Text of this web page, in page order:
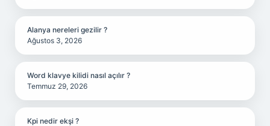
Alanya nereleri gezilir ?
Ağustos 3, 2026
Word klavye kilidi nasıl açılır ?
Temmuz 29, 2026
Kpi nedir ekşi ?